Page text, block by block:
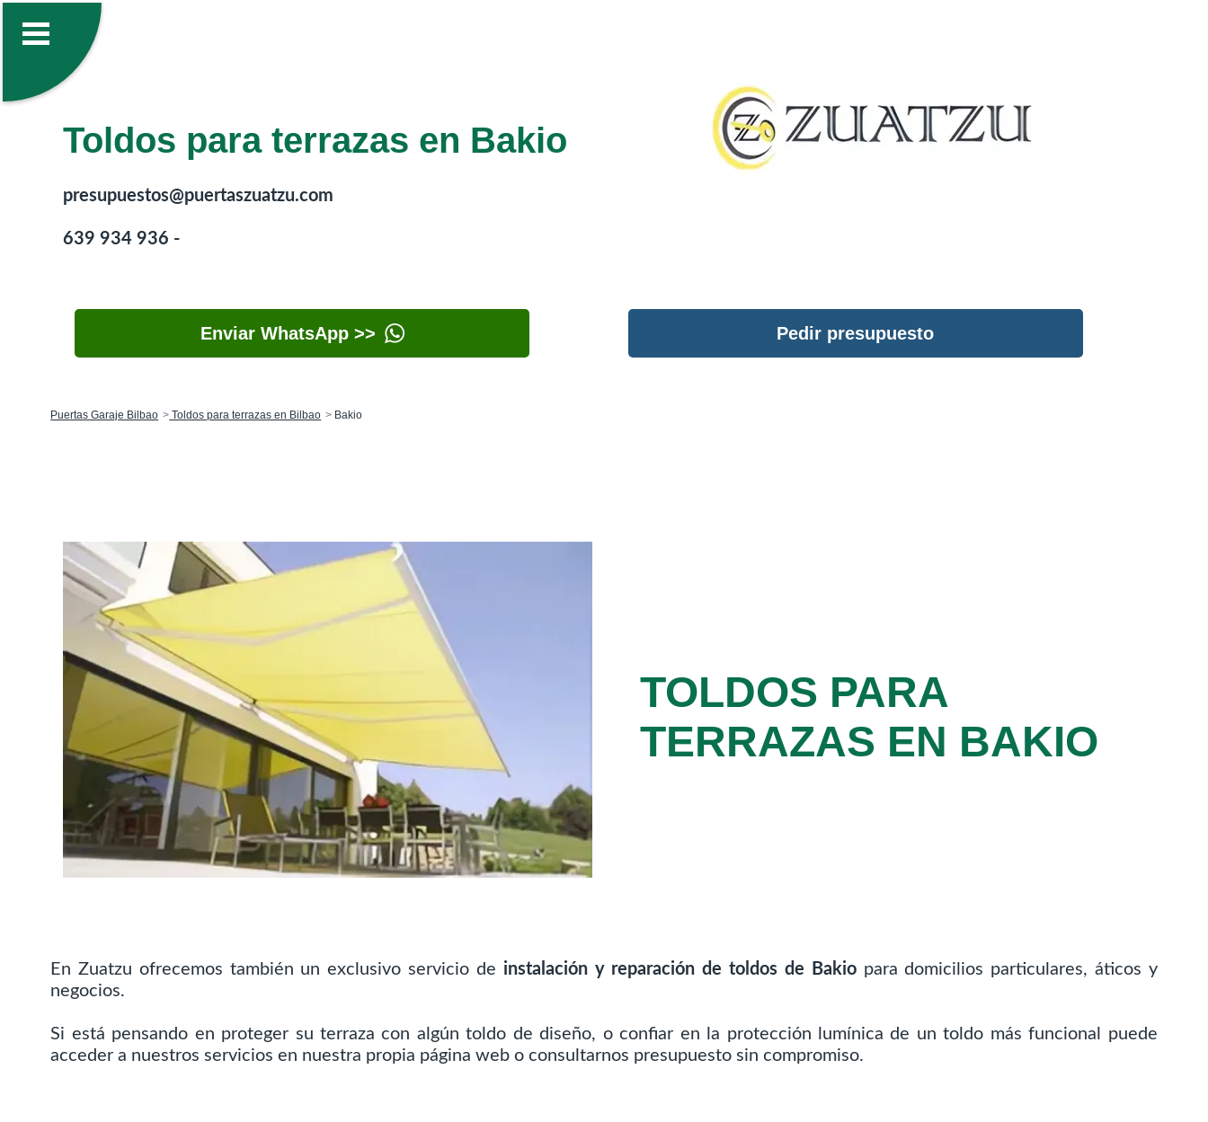
Toldos para terrazas en Bakio
presupuestos@puertaszuatzu.com
639 934 936 -
Enviar WhatsApp >> Pedir presupuesto
Puertas Garaje Bilbao Toldos para terrazas en Bilbao Bakio
TOLDOS PARA
TERRAZAS EN BAKIO
En Zuatzu ofrecemos también un exclusivo servicio de instalación y reparación de toldos de Bakiopara domicilios particulares, áticos y
negocios.
Si está pensando en proteger su terraza con algún toldo de diseño, o confiar en la protección lumínica de un toldo más funcional puede
acceder a nuestros servicios en nuestra propia página web o consultarnos presupuesto sin compromiso.